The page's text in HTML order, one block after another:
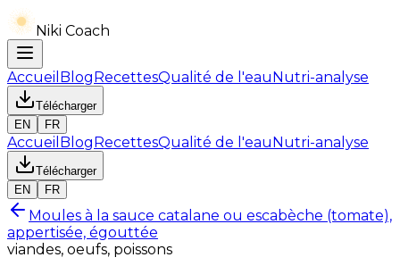
Niki Coach
Accueil BlogRecettesQualité de l'eauNutri-analyse
Télécharger
EN
FR
Accueil BlogRecettesQualité de l'eauNutri-analyse
Télécharger
EN
FR
Moules à la sauce catalane ou escabèche (tomate),
appertisée, égouttée
viandes, oeufs, poissons